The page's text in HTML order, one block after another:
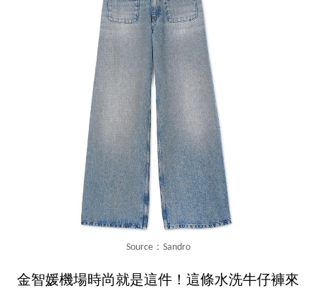
Source：Sandro
金智媛機場時尚就是這件！這條水洗牛仔褲來